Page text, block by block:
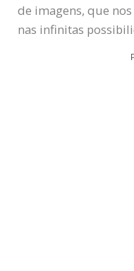
de imagens, que
nas infinitas